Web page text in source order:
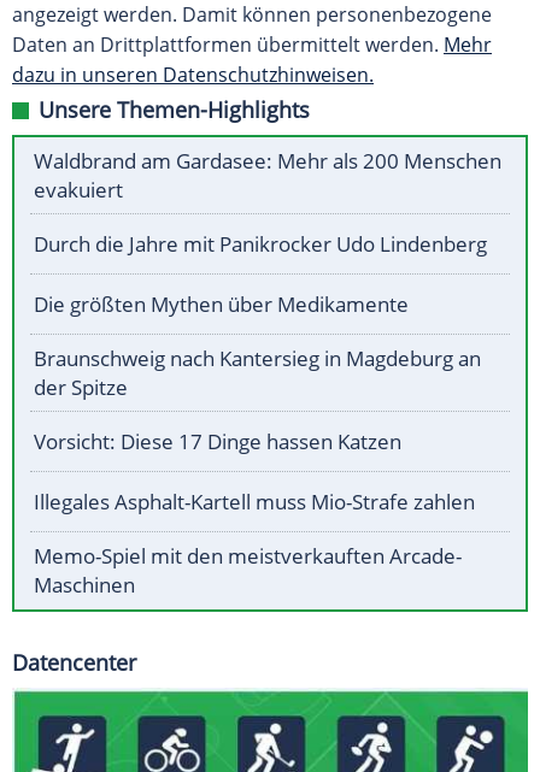
angezeigt werden. Damit können personenbezogene
Daten an Drittplattformen übermittelt werden. Mehr
dazu in unseren Datenschutzhinweisen.
Unsere Themen-Highlights
Waldbrand am Gardasee: Mehr als 200 Menschen
evakuiert
Durch die Jahre mit Panikrocker Udo Lindenberg
Die größten Mythen über Medikamente
Braunschweig nach Kantersieg in Magdeburg an
der Spitze
Vorsicht: Diese 17 Dinge hassen Katzen
Illegales Asphalt-Kartell muss Mio-Strafe zahlen
Memo-Spiel mit den meistverkauften Arcade-
Maschinen
Datencenter